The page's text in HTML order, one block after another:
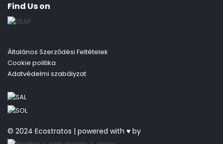
Find Us on
Általános Szerződési Feltételek
Cookie politika
Adatvédelmi szabályzat
© 2024 Ecostratos | powered with ♥ by